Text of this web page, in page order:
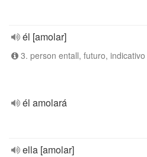
él [amolar]
3. person entall, futuro, indicativo
él amolará
ella [amolar]